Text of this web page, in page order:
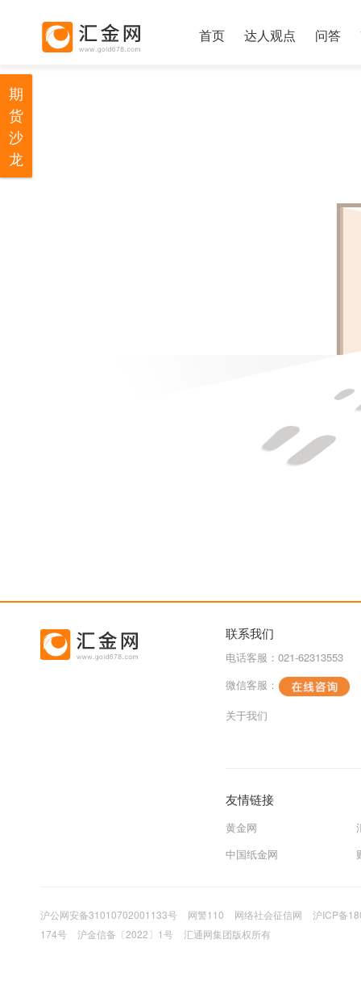
首页 达人观点 问答
联系我们
电话客服：021-62313553
微信客服：
关于我们
友情链接
黄金网
中国纸金网
沪公网安备31010702001133号 网警110 网络社会征信网
沪ICP备
174号
沪金信备〔2022〕1号 汇通网集团版权所有
期
货
沙
龙